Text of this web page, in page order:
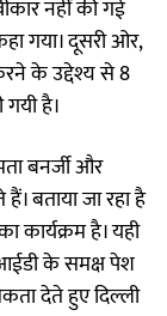
नहीं की गई
गया। दूसरी ओर,
के उद्देश्य से 8
है।
बनर्जी और
बताया जा रहा है
कार्यक्रम है। यही
के समक्ष पेश
देते हुए दिल्ली